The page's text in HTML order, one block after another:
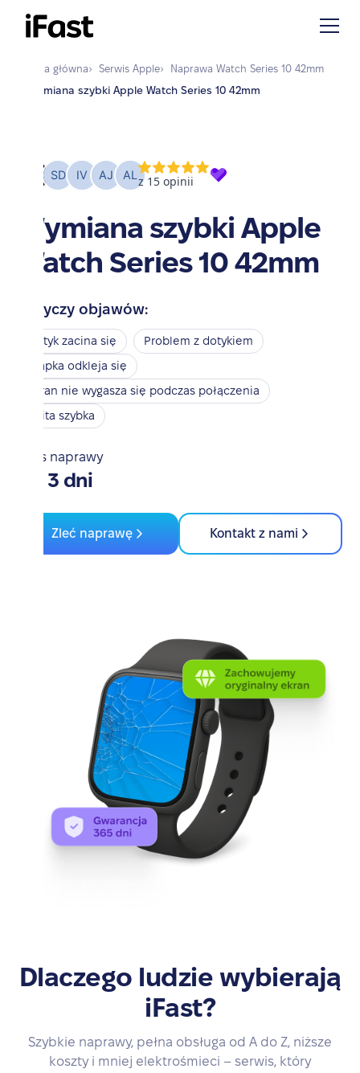
Strona główna› Serwis Apple› Naprawa Watch Series 10 42mm
Wymiana szybki Apple Watch Series 10 42mm
Wymiana szybki Apple
Watch Series 10 42mm
Dotyczy objawów:
Dotyk zacina się
Problem z dotykiem
Klapka odkleja się
Ekran nie wygasza się podczas połączenia
Zbita szybka
Czas naprawy
od 3 dni
Zleć naprawę Kontakt z nami
Dlaczego ludzie wybierają
iFast?
Szybkie naprawy, pełna obsługa od A do Z, niższe
koszty i mniej elektrośmieci – serwis, który